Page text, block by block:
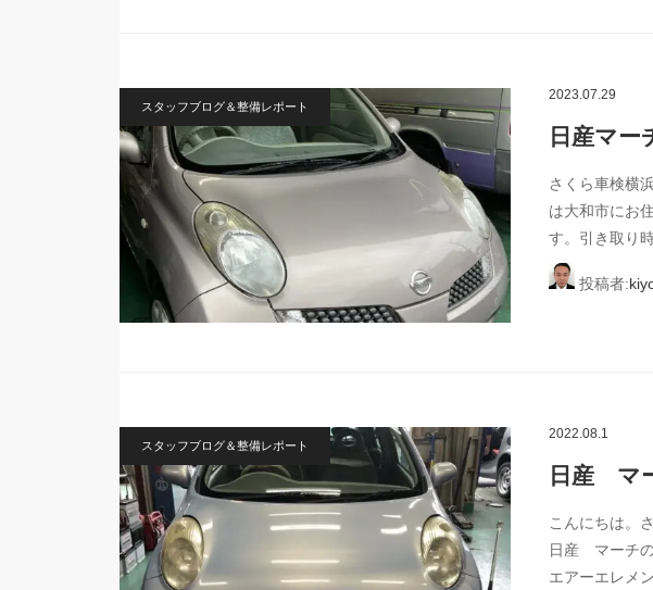
スタッフブログ＆整備レポート
2023.07.29
日産マー
さくら車検横
は大和市にお
す。引き取り
投稿者:
スタッフブログ＆整備レポート
2022.08.1
日産 マ
こんにちは。
日産 マーチ
エアーエレメ